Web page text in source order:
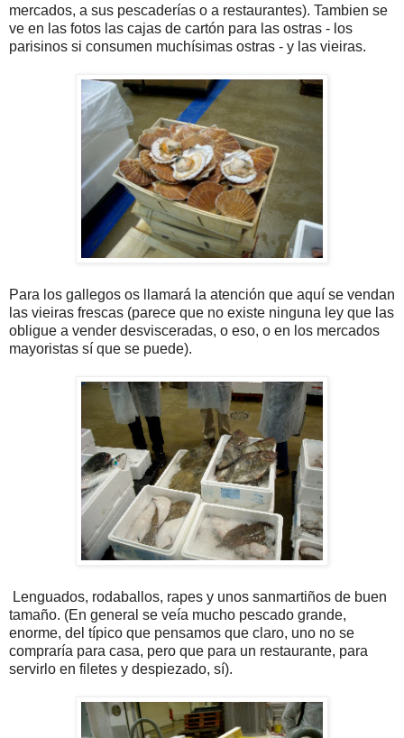
mercados, a sus pescaderías o a restaurantes). Tambien se
ve en las fotos las cajas de cartón para las ostras - los
parisinos si consumen muchísimas ostras - y las vieiras.
Para los gallegos os llamará la atención que aquí se vendan
las vieiras frescas (parece que no existe ninguna ley que las
obligue a vender desvisceradas, o eso, o en los mercados
mayoristas sí que se puede).
Lenguados, rodaballos, rapes y unos sanmartiños de buen
tamaño. (En general se veía mucho pescado grande,
enorme, del típico que pensamos que claro, uno no se
compraría para casa, pero que para un restaurante, para
servirlo en filetes y despiezado, sí).